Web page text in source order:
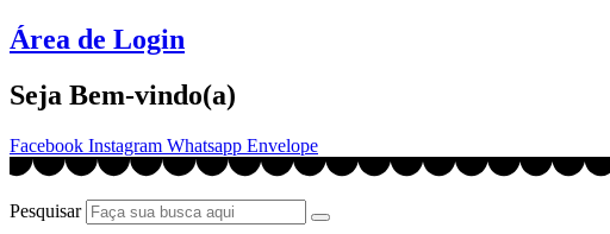
Ir
para
conteúdo
Área de Login
Seja Bem-vindo(a)
Facebook Instagram Whatsapp Envelope
Pesquisar